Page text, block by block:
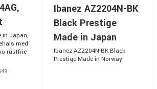
in Japan,
med
rustfrie
Ibanez AZ2204N-BK
Black Prestige
Made in Japan
Ibanez AZ2204N-BK Black
Prestige Made in Norway